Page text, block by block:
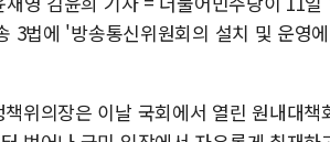
3법에 '방송통신위원회의 설치 및 운영
위의장은 이날 국회에서 열린 원내대